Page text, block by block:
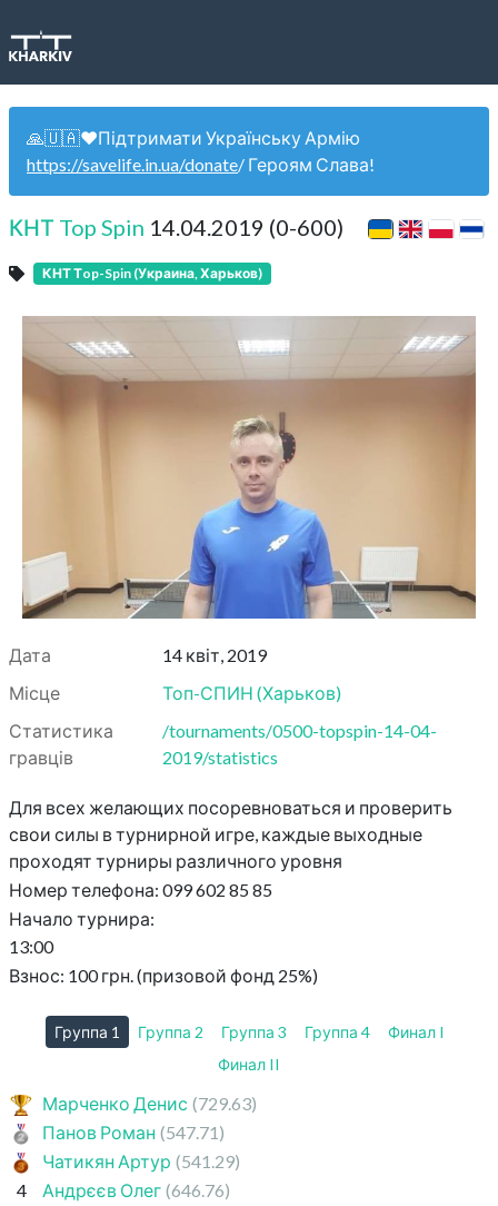
🙏🇺🇦❤️Підтримати Українську Армію
https://savelife.in.ua/donate/ Героям Слава!
КНТ Top Spin 14.04.2019 (0-600)
КНТ Тop-Spin (Украина, Харьков)
Дата
14 квіт, 2019
Місце
Топ-СПИН (Харьков)
Статистика
гравців
/tournaments/0500-topspin-14-04-
2019/statistics
Для всех желающих посоревноваться и проверить
свои силы в турнирной игре, каждые выходные
проходят турниры различного уровня
Номер телефона: 099 602 85 85
Начало турнира:
13:00
Взнос: 100 грн. (призовой фонд 25%)
Группа 1 Группа 2 Группа 3 Группа 4
Финал I
Финал II
Марченко Денис (729.63)
Панов Роман (547.71)
Чатикян Артур (541.29)
4
Андрєєв Олег (646.76)